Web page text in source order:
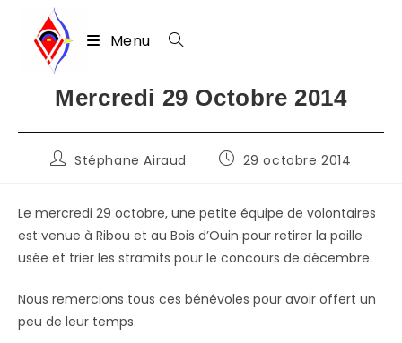
content
Menu
Mercredi 29 Octobre 2014
Auteur/autrice
publication :
Stéphane Airaud
Publication
29 octobre 2014
Le mercredi 29 octobre, une petite équipe de volontaires
est venue à Ribou et au Bois d’Ouin pour retirer la paille
usée et trier les stramits pour le concours de décembre.
Nous remercions tous ces bénévoles pour avoir offert un
peu de leur temps.